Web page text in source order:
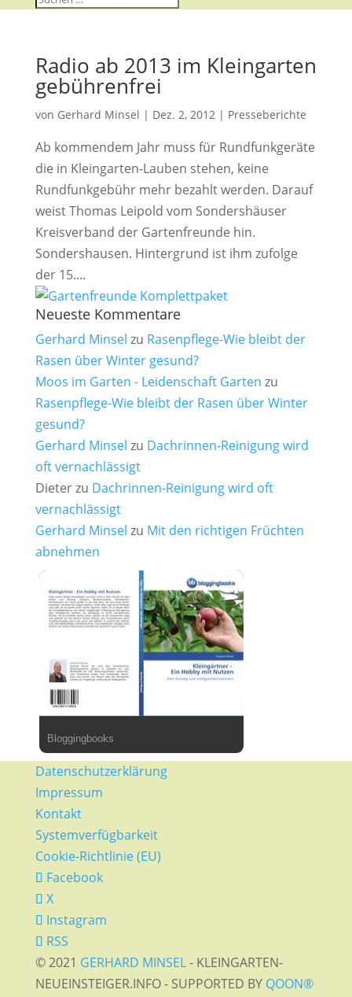
Radio ab 2013 im Kleingarten
gebührenfrei
von Gerhard Minsel | Dez. 2, 2012| Presseberichte
Ab kommendem Jahr muss für Rundfunkgeräte
die in Kleingarten-Lauben stehen, keine
Rundfunkgebühr mehr bezahlt werden. Darauf
weist Thomas Leipold vom Sondershäuser
Kreisverband der Gartenfreunde hin.
Sondershausen. Hintergrund ist ihm zufolge
der 15....
Neueste Kommentare
Gerhard Minsel zu Rasenpflege-Wie bleibt der
Rasen über Winter gesund?
Moos im Garten - Leidenschaft Garten zu
Rasenpflege-Wie bleibt der Rasen über Winter
gesund?
Gerhard Minsel zu Dachrinnen-Reinigung wird
oft vernachlässigt
Dieterzu Dachrinnen-Reinigung wird oft
vernachlässigt
Gerhard Minsel zu Mit den richtigen Früchten
abnehmen
Bloggingbooks
Datenschutzerklärung
Impressum
Kontakt
Systemverfügbarkeit
Cookie-Richtlinie (EU)
Facebook
X
Instagram
RSS
© 2021 GERHARD MINSEL- KLEINGARTEN-
NEUEINSTEIGER.INFO - SUPPORTED BY QOON®